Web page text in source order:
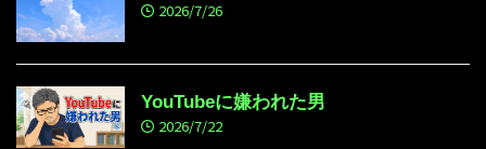
2026/7/26
YouTubeに嫌われた男
2026/7/22